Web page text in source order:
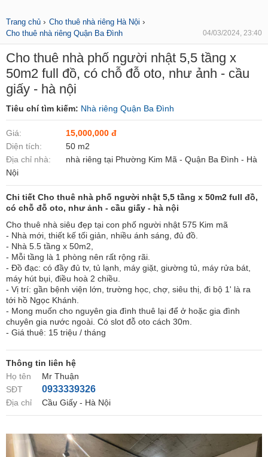
Trang chủ › Cho thuê nhà riêng Hà Nội ›
Cho thuê nhà riêng Quận Ba Đình 04/03/2024, 23:40
Cho thuê nhà phố người nhật 5,5 tầng x
50m2 full đồ, có chỗ đỗ oto, như ảnh - cầu
giấy - hà nội
Tiêu chí tìm kiếm: Nhà riêng Quận Ba Đình
Giá:
15,000,000 đ
Diện tích:
50 m2
Địa chỉ nhà:
nhà riêng tại Phường Kim Mã - Quận Ba Đình - Hà
Nội
Chi tiết Cho thuê nhà phố người nhật 5,5 tầng x 50m2 full đồ,
có chỗ đỗ oto, như ảnh - cầu giấy - hà nội
Cho thuê nhà siêu đẹp tại con phố người nhật 575 Kim mã
- Nhà mới, thiết kế tối giản, nhiều ánh sáng, đủ đồ.
- Nhà 5.5 tầng x 50m2,
- Mỗi tầng là 1 phòng nên rất rộng rãi.
- Đồ đạc: có đầy đủ tv, tủ lạnh, máy giặt, giường tủ, máy rửa bát,
máy hút bụi, điều hoà 2 chiều.
- Vị trí: gần bệnh viện lớn, trường học, chợ, siêu thị, đi bộ 1' là ra
tới hồ Ngọc Khánh.
- Mong muốn cho nguyên gia đình thuê lại để ở hoặc gia đình
chuyên gia nước ngoài. Có slot đỗ oto cách 30m.
- Giá thuê: 15 triệu / tháng
Thông tin liên hệ
Họ tên
Mr Thuận
SĐT
0933339326
Địa chỉ Cầu Giấy - Hà Nội